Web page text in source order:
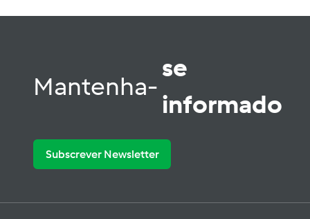
Mantenha-
se
informado
Subscrever Newsletter